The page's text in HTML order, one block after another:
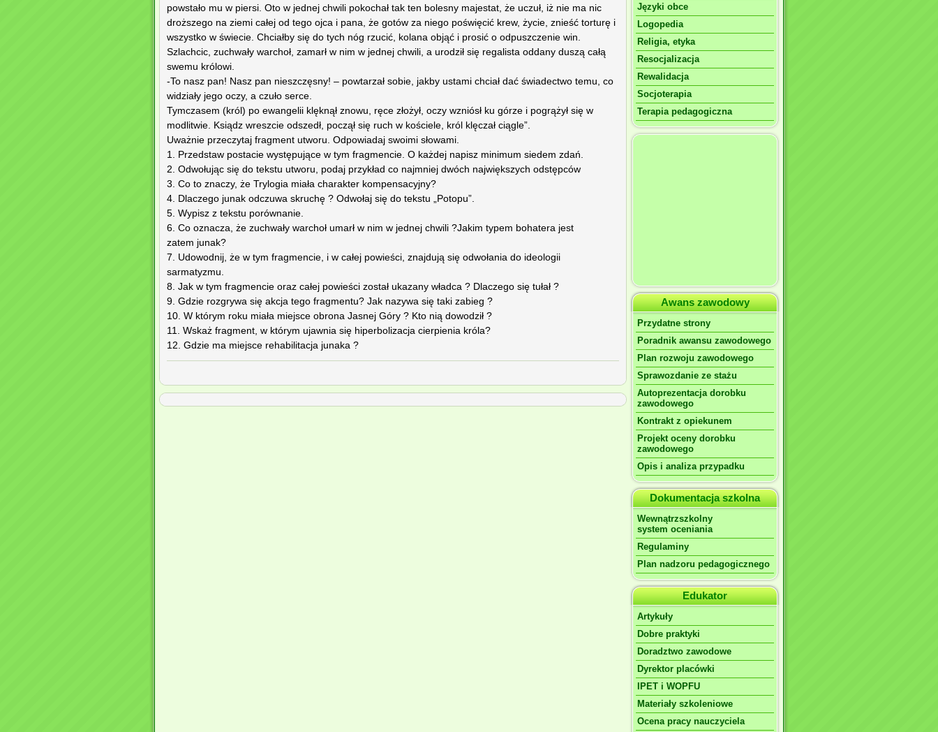
powstało mu w piersi. Oto w jednej chwili pokochał tak ten bolesny majestat, że uczuł, iż nie ma nic
droższego na ziemi całej od tego ojca i pana, że gotów za niego poświęcić krew, życie, znieść torturę i
wszystko w świecie. Chciałby się do tych nóg rzucić, kolana objąć i prosić o odpuszczenie win.
Szlachcic, zuchwały warchoł, zamarł w nim w jednej chwili, a urodził się regalista oddany duszą całą
swemu królowi.
-To nasz pan! Nasz pan nieszczęsny! – powtarzał sobie, jakby ustami chciał dać świadectwo temu, co
widziały jego oczy, a czuło serce.
Tymczasem (król) po ewangelii klęknął znowu, ręce złożył, oczy wzniósł ku górze i pogrążył się w
modlitwie. Ksiądz wreszcie odszedł, począł się ruch w kościele, król klęczał ciągle”.
Uważnie przeczytaj fragment utworu. Odpowiadaj swoimi słowami.
1. Przedstaw postacie występujące w tym fragmencie. O każdej napisz minimum siedem zdań.
2. Odwołując się do tekstu utworu, podaj przykład co najmniej dwóch największych odstępców
3. Co to znaczy, że Trylogia miała charakter kompensacyjny?
4. Dlaczego junak odczuwa skruchę ? Odwołaj się do tekstu „Potopu”.
5. Wypisz z tekstu porównanie.
6. Co oznacza, że zuchwały warchoł umarł w nim w jednej chwili ?Jakim typem bohatera jest
zatem junak?
7. Udowodnij, że w tym fragmencie, i w całej powieści, znajdują się odwołania do ideologii
sarmatyzmu.
8. Jak w tym fragmencie oraz całej powieści został ukazany władca ? Dlaczego się tułał ?
9. Gdzie rozgrywa się akcja tego fragmentu? Jak nazywa się taki zabieg ?
10. W którym roku miała miejsce obrona Jasnej Góry ? Kto nią dowodził ?
11. Wskaż fragment, w którym ujawnia się hiperbolizacja cierpienia króla?
12. Gdzie ma miejsce rehabilitacja junaka ?
Języki obce
Logopedia
Religia, etyka
Resocjalizacja
Rewalidacja
Socjoterapia
Terapia pedagogiczna
Awans zawodowy
Przydatne strony
Poradnik awansu zawodowego
Plan rozwoju zawodowego
Sprawozdanie ze stażu
Autoprezentacja dorobku
zawodowego
Kontrakt z opiekunem
Projekt oceny dorobku
zawodowego
Opis i analiza przypadku
Dokumentacja szkolna
Wewnątrzszkolny
system oceniania
Regulaminy
Plan nadzoru pedagogicznego
Edukator
Artykuły
Dobre praktyki
Doradztwo zawodowe
Dyrektor placówki
IPET i WOPFU
Materiały szkoleniowe
Ocena pracy nauczyciela